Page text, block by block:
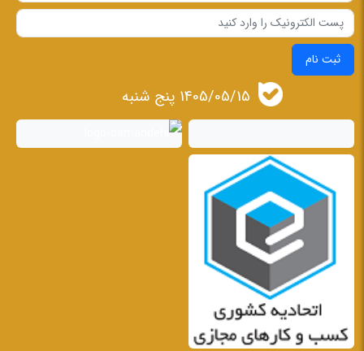
ثبت نام
1405/05/15 پنج شنبه